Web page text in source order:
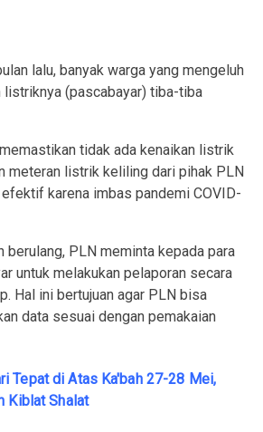
lalu, banyak warga yang mengeluh
listriknya (pascabayar) tiba-tiba
tidak ada kenaikan listrik
meteran listrik keliling dari pihak PLN
karena imbas pandemi COVID-
berulang, PLN meminta kepada para
untuk melakukan pelaporan secara
Hal ini bertujuan agar PLN bisa
data sesuai dengan pemakaian
Tepat di Atas Ka'bah 27-28 Mei,
Kiblat Shalat